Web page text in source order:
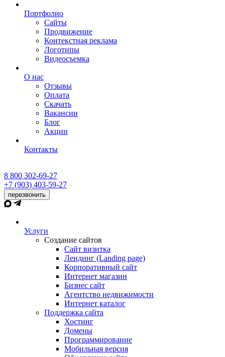
Портфолио
Сайты
Продвижение
Контекстная реклама
Логотипы
Видеосъемка
О нас
Отзывы
Оплата
Скачать
Вакансии
Блог
Акции
Контакты
8 800 302-69-27
+7 (903) 403-59-27
перезвонить
Услуги
Создание сайтов
Сайт визитка
Лендинг (Landing page)
Корпоративный сайт
Интернет магазин
Бизнес сайт
Агентство недвижимости
Интернет каталог
Поддержка сайта
Хостинг
Домены
Программирование
Мобильная версия